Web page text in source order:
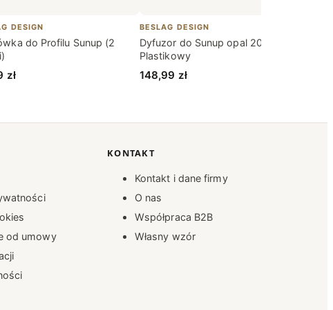
DESIGN
do Profilu Sunup (2
zł
BESLAG DESIGN
Dyfuzor do Sunup opal 2000
Plastikowy
148,99 zł
od umowy
KONTAKT
Kontakt i dane firmy
O nas
Współpraca B2B
Własny wzór